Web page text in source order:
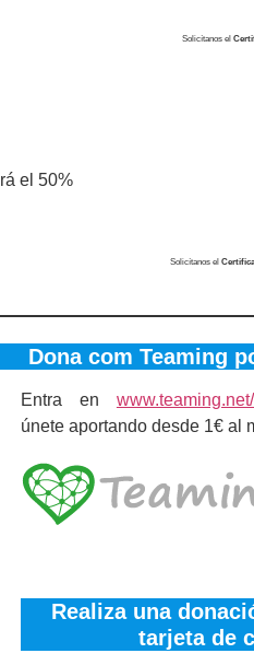
Solicítanos el
el 50%
Solicítanos el
Dona com Teaming
Entra en
únete aportando desde 1€ al
Realiza una
tarjeta de